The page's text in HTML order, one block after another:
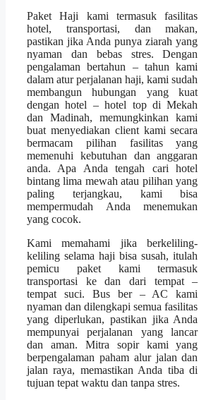
Paket Haji kami termasuk fasilitas
hotel, transportasi, dan makan,
pastikan jika Anda punya ziarah yang
nyaman dan bebas stres. Dengan
pengalaman bertahun – tahun kami
dalam atur perjalanan haji, kami sudah
membangun hubungan yang kuat
dengan hotel – hotel top di Mekah
dan Madinah, memungkinkan kami
buat menyediakan client kami secara
bermacam pilihan fasilitas yang
memenuhi kebutuhan dan anggaran
anda. Apa Anda tengah cari hotel
bintang lima mewah atau pilihan yang
paling terjangkau, kami bisa
mempermudah Anda menemukan
yang cocok.
Kami memahami jika berkeliling-
keliling selama haji bisa susah, itulah
pemicu paket kami termasuk
transportasi ke dan dari tempat –
tempat suci. Bus ber – AC kami
nyaman dan dilengkapi semua fasilitas
yang diperlukan, pastikan jika Anda
mempunyai perjalanan yang lancar
dan aman. Mitra sopir kami yang
berpengalaman paham alur jalan dan
jalan raya, memastikan Anda tiba di
tujuan tepat waktu dan tanpa stres.